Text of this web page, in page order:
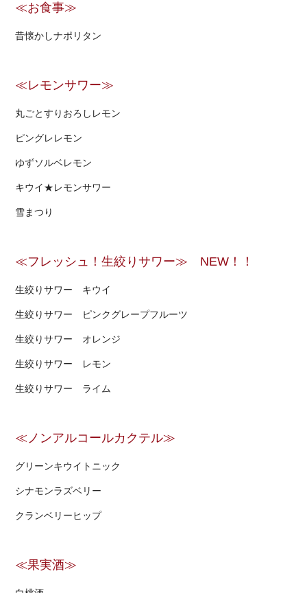
≪お食事≫
昔懐かしナポリタン
≪レモンサワー≫
丸ごとすりおろしレモン
ピングレレモン
ゆずソルベレモン
キウイ★レモンサワー
雪まつり
≪フレッシュ！生絞りサワー≫ NEW！！
生絞りサワー キウイ
生絞りサワー ピンクグレープフルーツ
生絞りサワー オレンジ
生絞りサワー レモン
生絞りサワー ライム
≪ノンアルコールカクテル≫
グリーンキウイトニック
シナモンラズベリー
クランベリーヒップ
≪果実酒≫